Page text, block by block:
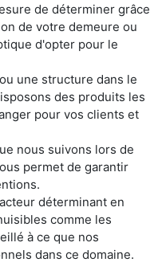
de déterminer grâce
de votre demeure ou
d'opter pour le
une structure dans le
des produits les
pour vos clients et
nous suivons lors de
permet de garantir
déterminant en
comme les
à ce que nos
dans ce domaine.